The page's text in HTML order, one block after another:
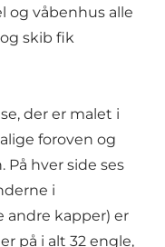
og våbenhus alle
skib fik
der er malet i
foroven og
hver side ses
i
andre kapper) er
på i alt 32 engle,